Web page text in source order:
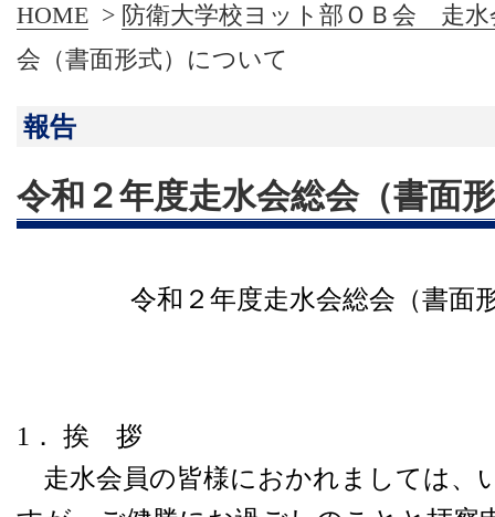
HOME > 防衛大学校ヨット部ＯＢ会 走水
会（書面形式）について
報告
令和２年度走水会総会（書面
令和２年度走水会総会（書面
1． 挨 拶
走水会員の皆様におかれましては、